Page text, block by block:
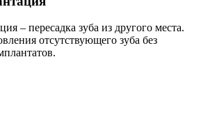
– пересадка зуба из другого места.
отсутствующего зуба без